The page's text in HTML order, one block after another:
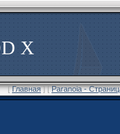
X
[Главная] [Paranoia -